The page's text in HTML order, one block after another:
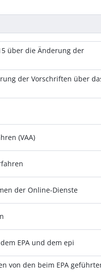
über die Änderung der
der Vorschriften über
(VAA)
der Online-Dienste
EPA und dem epi
von den beim EPA